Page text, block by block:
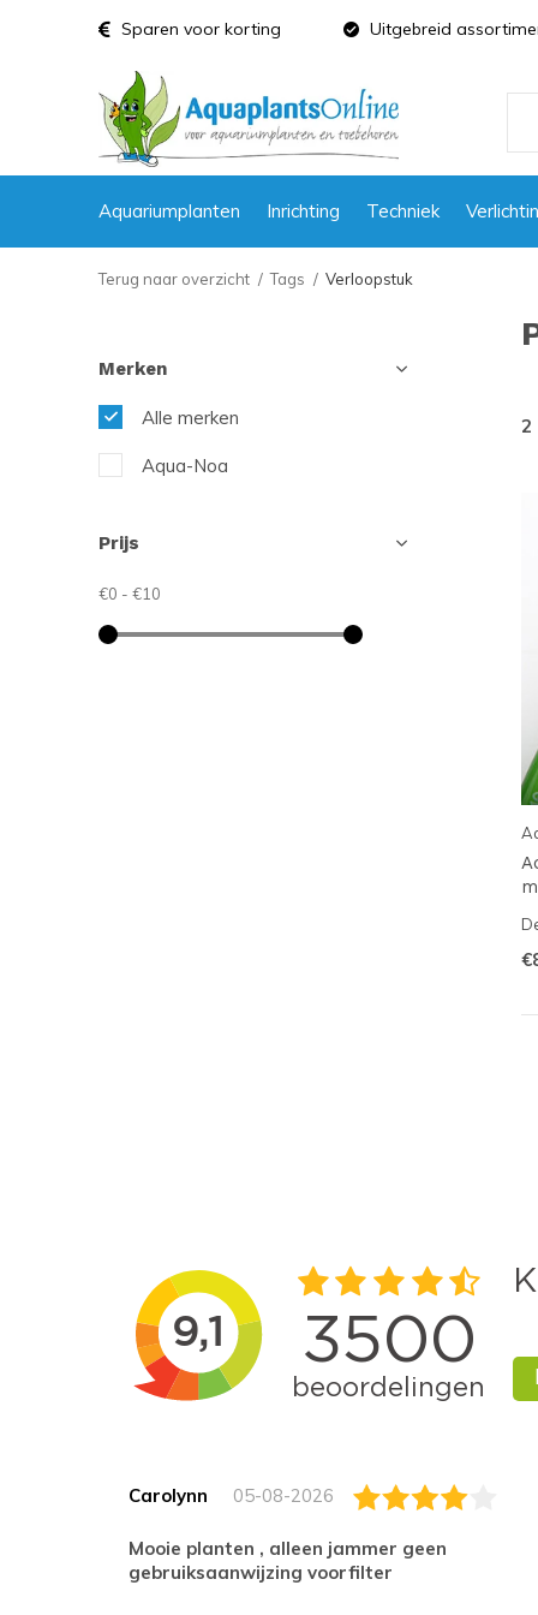
Aquariumplanten Inrichting Techniek
Sparen voor korting Uitgebreid
Terug naar overzicht Tags Verloopstuk
2
Merken
Alle merken
Aqua-Noa
Prijs
€0 - €10
Carolynn 05-08-2026
Mooie planten , alleen jammer geen
gebruiksaanwijzing voorfilter